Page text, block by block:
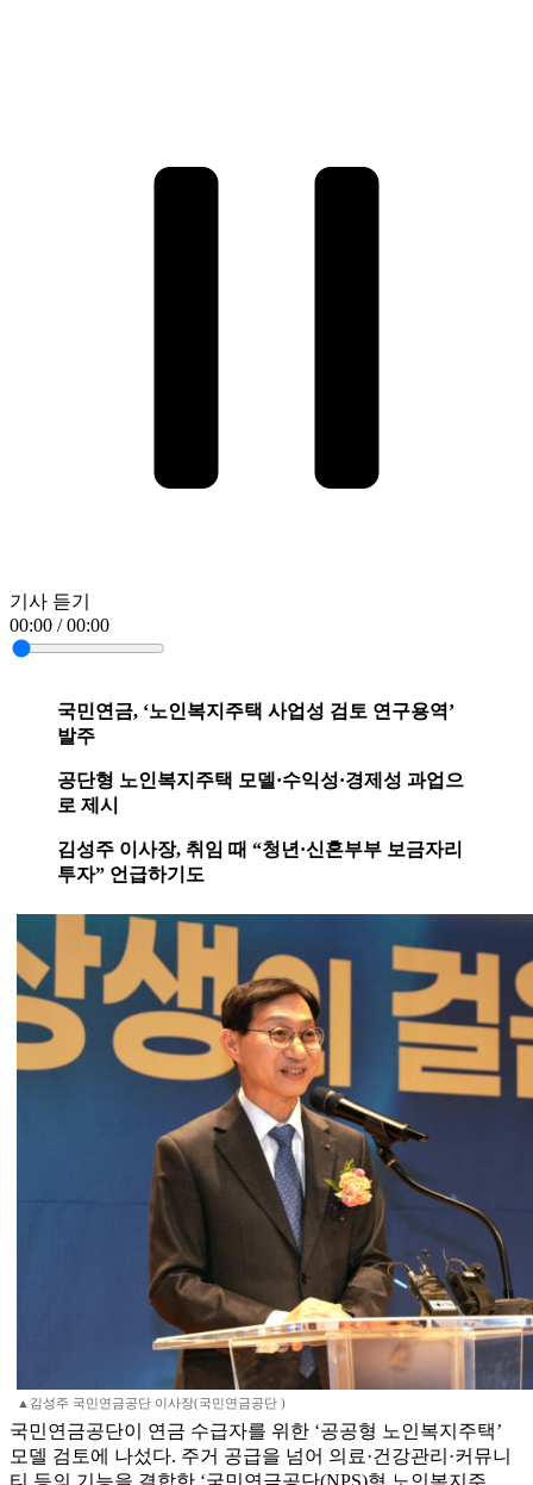
기사 듣기
00:00 / 00:00
국민연금, ‘노인복지주택 사업성 검토 연구용역’
발주
공단형 노인복지주택 모델·수익성·경제성 과업으
로 제시
김성주 이사장, 취임 때 “청년·신혼부부 보금자리
투자” 언급하기도
▲김성주 국민연금공단 이사장(국민연금공단 )
국민연금공단이 연금 수급자를 위한 ‘공공형 노인복지주택’
모델 검토에 나섰다. 주거 공급을 넘어 의료·건강관리·커뮤니